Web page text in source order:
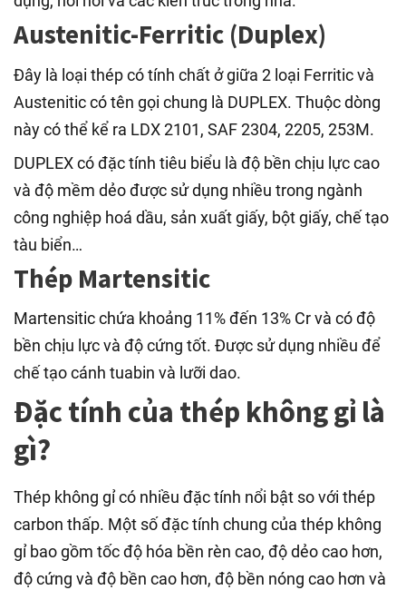
Austenitic-Ferritic (Duplex)
Đây là loại thép có tính chất ở giữa 2 loại Ferritic và
Austenitic có tên gọi chung là DUPLEX. Thuộc dòng
này có thể kể ra LDX 2101, SAF 2304, 2205, 253M.
DUPLEX có đặc tính tiêu biểu là độ bền chịu lực cao
và độ mềm dẻo được sử dụng nhiều trong ngành
công nghiệp hoá dầu, sản xuất giấy, bột giấy, chế tạo
tàu biển…
Thép Martensitic
Martensitic chứa khoảng 11% đến 13% Cr và có độ
bền chịu lực và độ cứng tốt. Được sử dụng nhiều để
chế tạo cánh tuabin và lưỡi dao.
Đặc tính của thép không gỉ là
gì?
Thép không gỉ có nhiều đặc tính nổi bật so với thép
carbon thấp. Một số đặc tính chung của thép không
gỉ bao gồm tốc độ hóa bền rèn cao, độ dẻo cao hơn,
độ cứng và độ bền cao hơn, độ bền nóng cao hơn và